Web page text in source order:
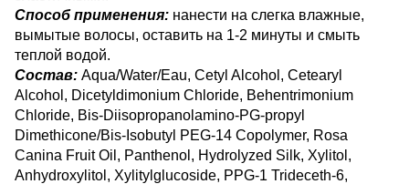
Способ применения: нанести на слегка влажные,
вымытые волосы, оставить на 1-2 минуты и смыть
теплой водой.
Состав: Aqua/Water/Eau, Cetyl Alcohol, Cetearyl
Alcohol, Dicetyldimonium Chloride, Behentrimonium
Chloride, Bis-Diisopropanolamino-PG-propyl
Dimethicone/Bis-Isobutyl PEG-14 Copolymer, Rosa
Canina Fruit Oil, Panthenol, Hydrolyzed Silk, Xylitol,
Anhydroxylitol, Xylitylglucoside, PPG-1 Trideceth-6,